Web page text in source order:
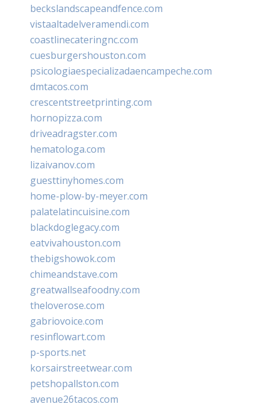
beckslandscapeandfence.com
vistaaltadelveramendi.com
coastlinecateringnc.com
cuesburgershouston.com
psicologiaespecializadaencampeche.com
dmtacos.com
crescentstreetprinting.com
hornopizza.com
driveadragster.com
hematologa.com
lizaivanov.com
guesttinyhomes.com
home-plow-by-meyer.com
palatelatincuisine.com
blackdoglegacy.com
eatvivahouston.com
thebigshowok.com
chimeandstave.com
greatwallseafoodny.com
theloverose.com
gabriovoice.com
resinflowart.com
p-sports.net
korsairstreetwear.com
petshopallston.com
avenue26tacos.com